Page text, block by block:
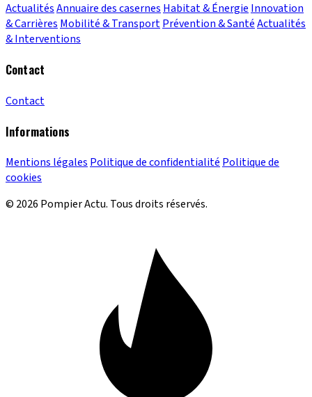
ActualitésAnnuaire des casernes Habitat & Énergie Innovation
& Carrières Mobilité & TransportPrévention & SantéActualités
& Interventions
Contact
Contact
Informations
Mentions légales Politique de confidentialité Politique de
cookies
© 2026 Pompier Actu. Tous droits réservés.